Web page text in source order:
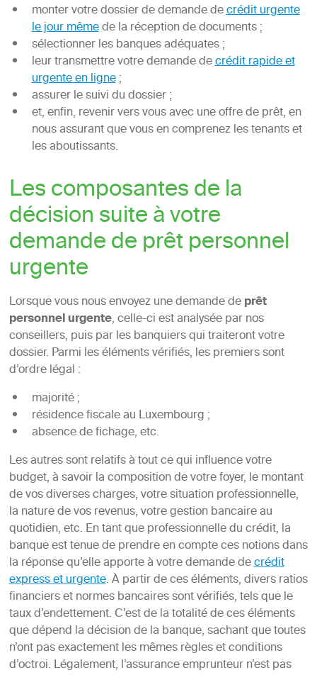
monter votre dossier de demande decrédit urgente
le jour mêmede la réception de documents ;
sélectionner les banques adéquates ;
leur transmettre votre demande decrédit rapide et
urgente en ligne;
assurer le suivi du dossier ;
et, enfin, revenir vers vous avec une offre de prêt, en
nous assurant que vous en comprenez les tenants et
les aboutissants.
Les composantes de la
décision suite à votre
demande de prêt personnel
urgente
Lorsque vous nous envoyez une demande deprêt
personnel urgente, celle-ci est analysée par nos
conseillers, puis par les banquiers qui traiteront votre
dossier. Parmi les éléments vérifiés, les premiers sont
d’ordre légal :
majorité ;
résidence fiscale au Luxembourg ;
absence de fichage, etc.
Les autres sont relatifs à tout ce qui influence votre
budget, à savoir la composition de votre foyer, le montant
de vos diverses charges, votre situation professionnelle,
la nature de vos revenus, votre gestion bancaire au
quotidien, etc. En tant que professionnelle du crédit, la
banque est tenue de prendre en compte ces notions dans
la réponse qu’elle apporte à votre demande decrédit
express et urgente. À partir de ces éléments, divers ratios
financiers et normes bancaires sont vérifiés, tels que le
taux d’endettement. C’est de la totalité de ces éléments
que dépend la décision de la banque, sachant que toutes
n’ont pas exactement les mêmes règles et conditions
d’octroi. Légalement, l’assurance emprunteur n’est pas